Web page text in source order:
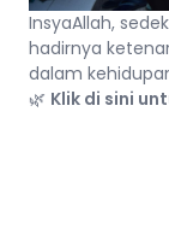
InsyaAllah,
hadirnya
dalam
🌿 Klik di sini